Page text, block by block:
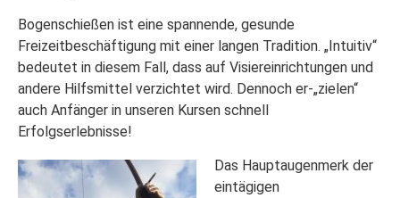
Bogenschießen ist eine spannende, gesunde
Freizeitbeschäftigung mit einer langen Tradition. „Intuitiv“
bedeutet in diesem Fall, dass auf Visiereinrichtungen und
andere Hilfsmittel verzichtet wird. Dennoch er-„zielen“
auch Anfänger in unseren Kursen schnell
Erfolgserlebnisse!
Das Hauptaugenmerk der
eintägigen